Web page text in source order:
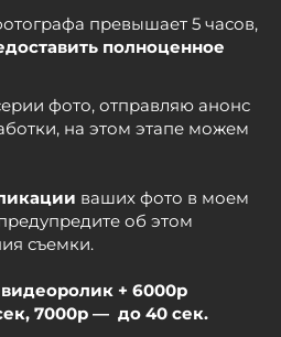
превышает 5 часов,
полноценное
фото, отправляю анонс
на этом этапе можем
ваших фото в моем
об этом
съемки.
+ 6000р
7000р — до 40 сек.